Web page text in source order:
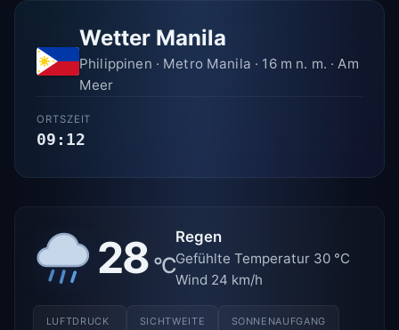
Wetter Manila
Philippinen · Metro Manila · 16 m n. m. · Am
Meer
ORTSZEIT
09:12
28 °C
Regen
Gefühlte Temperatur 30 °C
Wind 24 km/h
LUFTDRUCK SICHTWEITE SONNENAUFGANG